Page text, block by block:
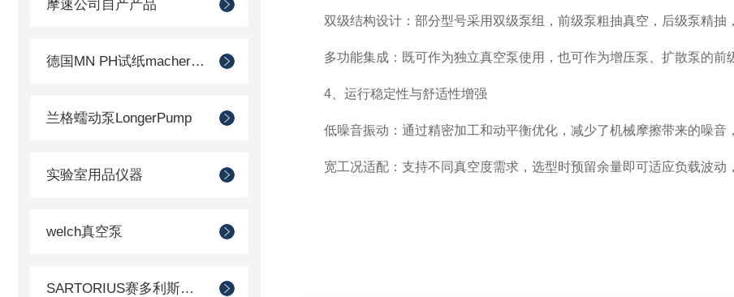
摩速公司自产产品
德国MN PH试纸macherey-nagel
兰格蠕动泵LongerPump
实验室用品仪器
welch真空泵
SARTORIUS赛多利斯德国
双级结构设计：部分型号采用双级泵组，前级泵粗抽真空，后级泵精抽
多功能集成：既可作为独立真空泵使用，也可作为增压泵、扩散泵的前
4、运行稳定性与舒适性增强
低噪音振动：通过精密加工和动平衡优化，减少了机械摩擦带来的噪音
宽工况适配：支持不同真空度需求，选型时预留余量即可适应负载波动